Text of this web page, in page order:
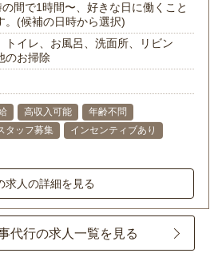
間で1時間〜、好きな日に働くこと
。(候補の日時から選択)
トイレ、お風呂、洗面所、リビン
のお掃除
高収入可能
年齢不問
タッフ募集
インセンティブあり
求人の詳細を見る
代行の求人一覧を見る